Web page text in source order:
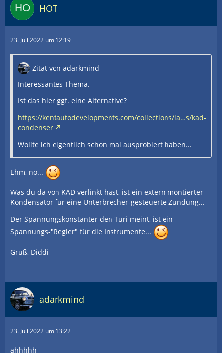
HOT
23. Juli 2022 um 12:19
Zitat von adarkmind
Interessantes Thema.
Ist das hier ggf. eine Alternative?
https://kentautodevelopments.com/collections/la…s/kad-
condenser
Wollte ich eigentlich schon mal ausprobiert haben...
Ehm, nö...
Was du da von KAD verlinkt hast, ist ein extern montierter
Kondensator für eine Unterbrecher-gesteuerte Zündung...
Der Spannungskonstanter den Turi meint, ist ein
Spannungs-"Regler" für die Instrumente...
Gruß, Diddi
adarkmind
23. Juli 2022 um 13:22
ahhhhh